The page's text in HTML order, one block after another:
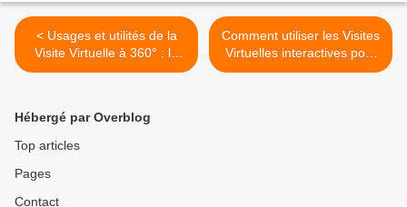
< Usages et utilités de la
Visite Virtuelle à 360° : le
cas B'360
Comment utiliser les Visites
Virtuelles interactives pour
vendre en ligne - Tv des
Hébergé par Overblog
Top articles
Pages
Contact